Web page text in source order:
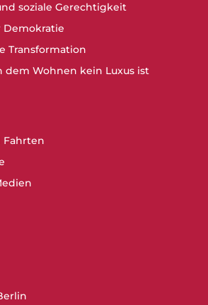
soziale Gerechtigkeit
Demokratie
Transformation
dem Wohnen kein Luxus ist
Fahrten